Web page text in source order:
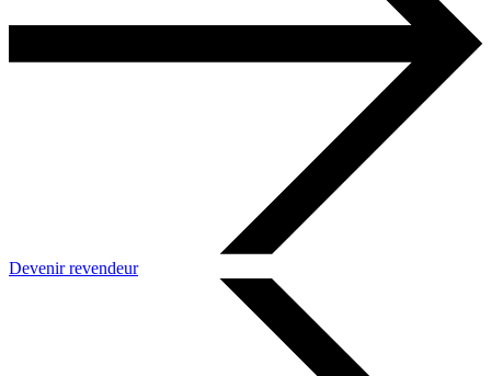
Devenir revendeur